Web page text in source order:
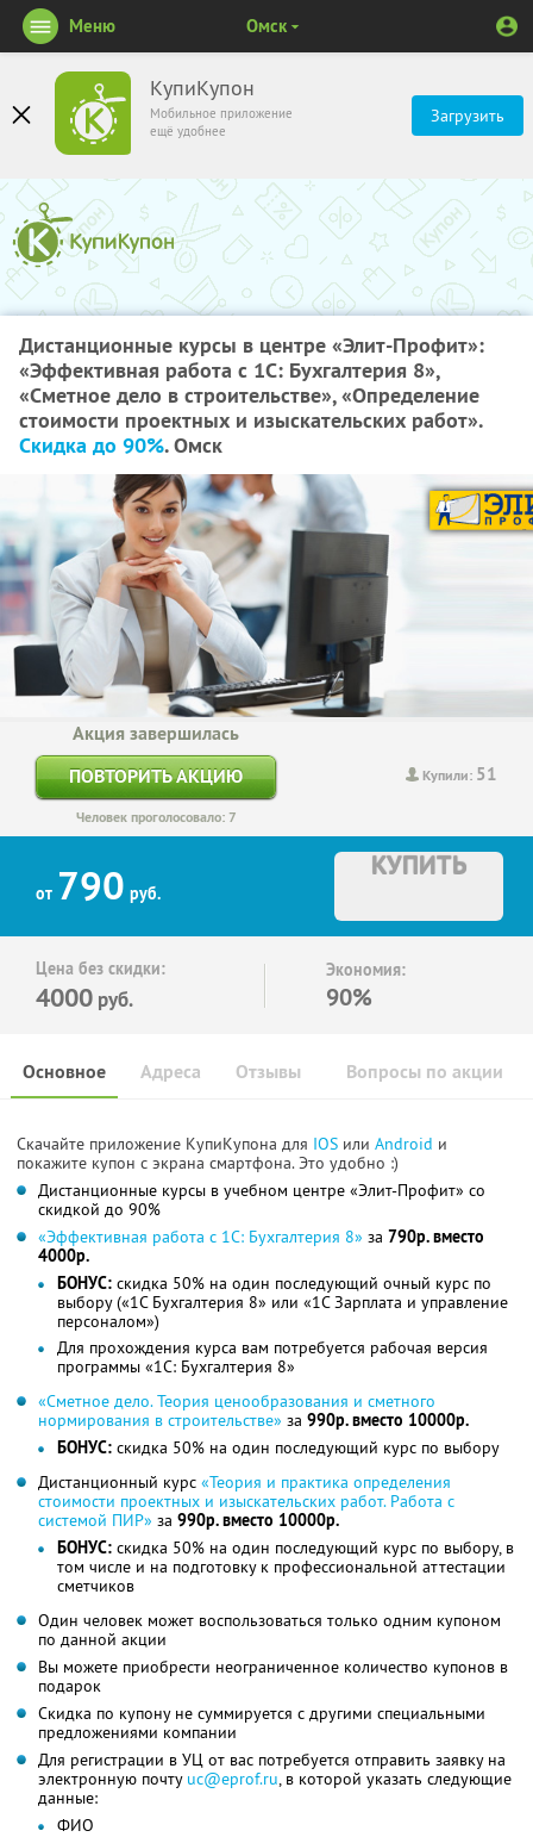
КупиКупон
Мобильное приложение
ещё удобнее
Загрузить
Меню Омск
Дистанционные курсы в центре «Элит-Профит»:
«Эффективная работа с 1C: Бухгалтерия 8»,
«Сметное дело в строительстве», «Определение
стоимости проектных и изыскательских работ».
Скидка до 90%. Омск
Купили: 51
Акция завершилась
ПОВТОРИТЬ АКЦИЮ
Человек проголосовало: 7
от 790 руб.
КУПИТЬ
Цена без скидки:
4000 руб.
Экономия:
90%
Основное Отзывы Вопросы по акции
Адреса
Скачайте приложение КупиКупона для IOS или Android и
покажите купон с экрана смартфона. Это удобно :)
Дистанционные курсы в учебном центре «Элит-Профит» со
скидкой до 90%
«Эффективная работа с 1C: Бухгалтерия 8» за 790р. вместо
4000р.
БОНУС: скидка 50% на один последующий очный курс по
выбору («1С Бухгалтерия 8» или «1С Зарплата и управление
персоналом»)
Для прохождения курса вам потребуется рабочая версия
программы «1С: Бухгалтерия 8»
«Сметное дело. Теория ценообразования и сметного
нормирования в строительстве» за 990р. вместо 10000р.
БОНУС: скидка 50% на один последующий курс по выбору
Дистанционный курс «Теория и практика определения
стоимости проектных и изыскательских работ. Работа с
системой ПИР» за 990р. вместо 10000р.
БОНУС: скидка 50% на один последующий курс по выбору, в
том числе и на подготовку к профессиональной аттестации
сметчиков
Один человек может воспользоваться только одним купоном
по данной акции
Вы можете приобрести неограниченное количество купонов в
подарок
Скидка по купону не суммируется с другими специальными
предложениями компании
Для регистрации в УЦ от вас потребуется отправить заявку на
электронную почту uc@eprof.ru, в которой указать следующие
данные:
ФИО